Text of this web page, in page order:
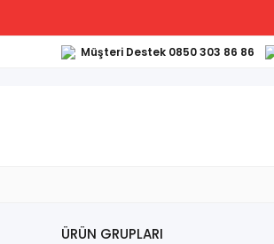
Müşteri Destek 0850 303 86 86
ÜRÜN GRUPLARI